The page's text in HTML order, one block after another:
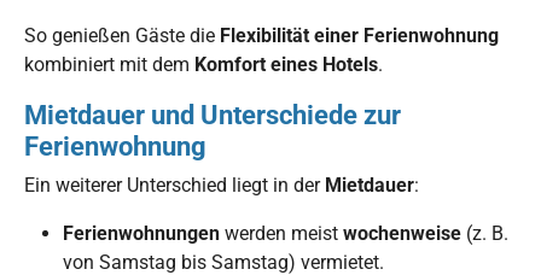
So genießen Gäste die Flexibilität einer Ferienwohnung
kombiniert mit dem Komfort eines Hotels.
Mietdauer und Unterschiede zur
Ferienwohnung
Ein weiterer Unterschied liegt in der Mietdauer:
Ferienwohnungen werden meist wochenweise (z. B.
von Samstag bis Samstag) vermietet.